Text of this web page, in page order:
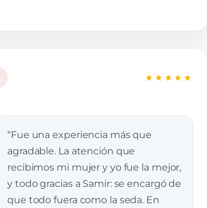
★★★★★
“Fue una experiencia más que
agradable. La atención que
recibimos mi mujer y yo fue la mejor,
y todo gracias a Samir: se encargó de
que todo fuera como la seda. En